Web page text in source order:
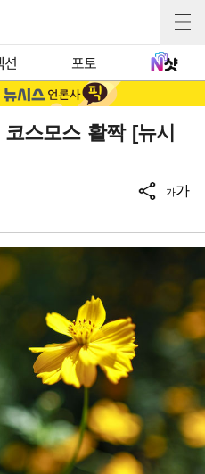
션 포토
스모스 활짝 [뉴시
가가